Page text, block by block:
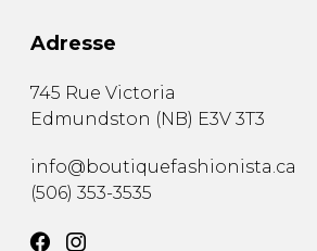
Adresse
745 Rue Victoria
Edmundston (NB) E3V 3T3
info@boutiquefashionista.ca
(506) 353-3535